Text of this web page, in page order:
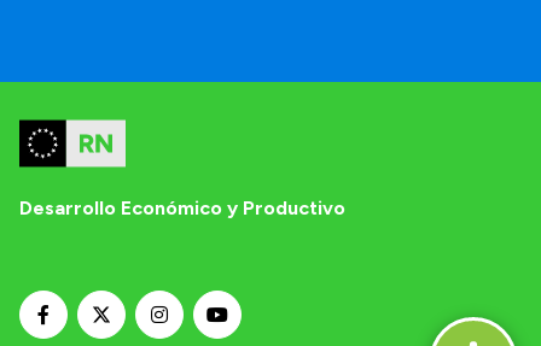
Desarrollo Económico y Productivo